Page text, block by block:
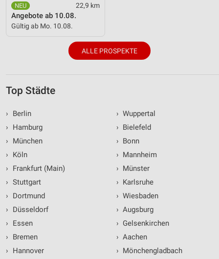
22,9 km
Angebote ab 10.08.
Gültig ab Mo. 10.08.
ALLE PROSPEKTE
Top Städte
›
Berlin
›
Hamburg
›
München
›
Köln
›
Frankfurt (Main)
› Stuttgart
›
Dortmund
›
Düsseldorf
›
Essen
›
Bremen
›
Hannover
› Wuppertal
› Bielefeld
› Bonn
› Mannheim
› Münster
› Karlsruhe
› Wiesbaden
› Augsburg
› Gelsenkirchen
› Aachen
› Mönchengladbach